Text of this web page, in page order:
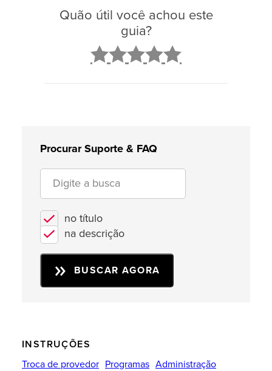
Quão útil você achou este
guia?
Procurar Suporte & FAQ
no título
na descrição
BUSCAR AGORA
INSTRUÇÕES
Troca de provedor Programas Administração